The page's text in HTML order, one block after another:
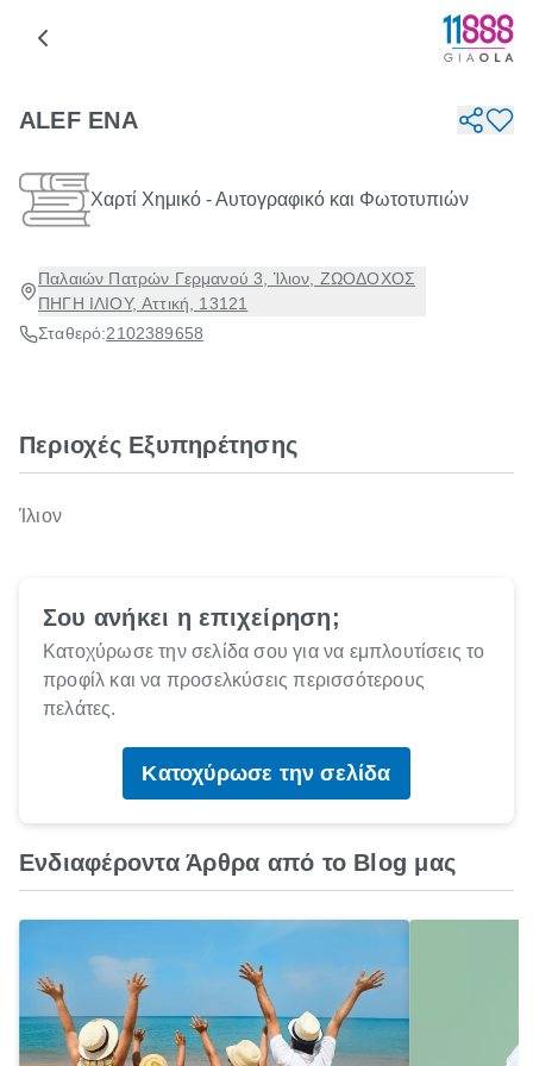
ALEF ΕΝΑ
Χαρτί Χημικό - Αυτογραφικό και Φωτοτυπιών
Παλαιών Πατρών Γερμανού 3, Ίλιον, ΖΩΟΔΟΧΟΣ
ΠΗΓΗ ΙΛΙΟΥ, Αττική, 13121
Σταθερό:2102389658
Περιοχές Εξυπηρέτησης
Ίλιον
Σου ανήκει η επιχείρηση;
Κατοχύρωσε την σελίδα σου για να εμπλουτίσεις το
προφίλ και να προσελκύσεις περισσότερους
πελάτες.
Κατοχύρωσε την σελίδα
Ενδιαφέροντα Άρθρα από το Blog μας